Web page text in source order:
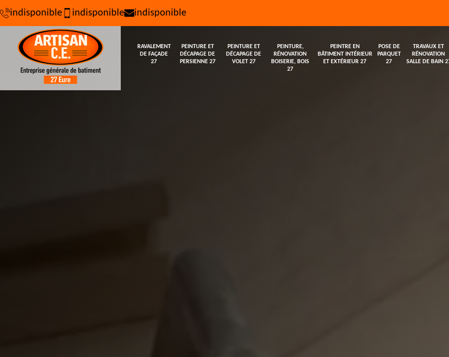
indisponible indisponible indisponible
RAVALEMENT
DE FAÇADE
27
PEINTURE ET
DÉCAPAGE DE
PERSIENNE 27
PEINTURE ET
DÉCAPAGE DE
VOLET 27
PEINTURE,
RÉNOVATION
BOISERIE, BOIS
27
PEINTRE EN
BÂTIMENT INTÉRIEUR
ET EXTÉRIEUR 27
POSE DE
PARQUET
27
TRAVAUX ET
RÉNOVATION
SALLE DE BAIN